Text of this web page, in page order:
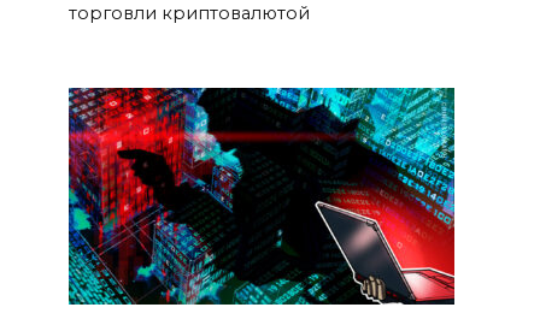
торговли криптовалютой